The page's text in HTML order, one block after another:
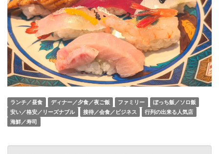
ランチ／昼食 ディナー／夕食／夜ご飯 ファミリー
ぼっち飯／ソロ飯
安い／格安／リーズナブル
接待／会食／ビジネス
行列の出来る人気店
海鮮／寿司